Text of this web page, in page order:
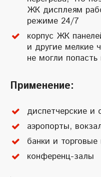
ЖК дисплеям
режиме 24/7
корпус ЖК
и другие мелкие
не могли попасть
Применение:
диспетчерские и
аэропорты,
банки и торговые
конференц-залы